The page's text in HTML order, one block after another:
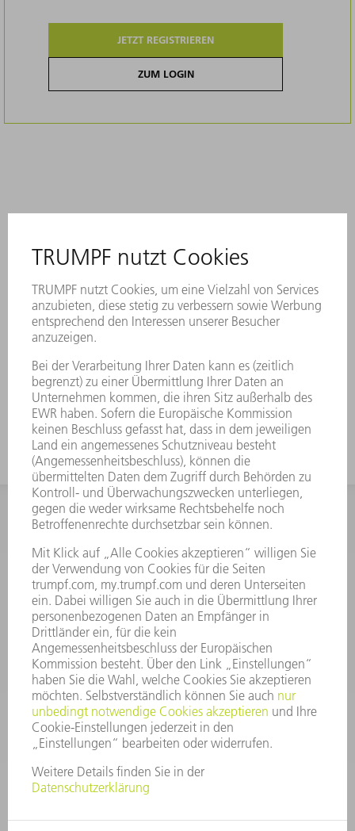
JETZT REGISTRIEREN
ZUM LOGIN
INFORMATION
Häufig gestellte Fragen
Allgemeine Geschäftsbedingungen
KONTAKT
After Sales
+43722160396550
Mo - Do: 08:00 -17:30 Uhr
Fr: 08:00 -16:30 Uhr
ersatzteile@at.trumpf.com